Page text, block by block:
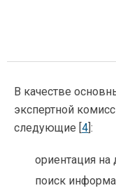
В качестве
экспертной
следующие [4]:
ориентация на
поиск